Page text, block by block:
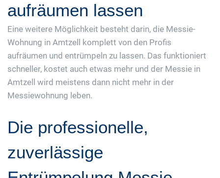
aufräumen lassen
Eine weitere Möglichkeit besteht darin, die Messie-
Wohnung in Amtzell komplett von den Profis
aufräumen und entrümpeln zu lassen. Das funktioniert
schneller, kostet auch etwas mehr und der Messie in
Amtzell wird meistens dann nicht mehr in der
Messiewohnung leben.
Die professionelle,
zuverlässige